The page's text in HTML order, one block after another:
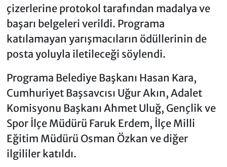
çizerlerine protokol tarafından madalya ve
başarı belgeleri verildi. Programa
katılamayan yarışmacıların ödüllerinin de
posta yoluyla iletileceği söylendi.
Programa Belediye Başkanı Hasan Kara,
Cumhuriyet Başsavcısı Uğur Akın, Adalet
Komisyonu Başkanı Ahmet Uluğ, Gençlik ve
Spor İlçe Müdürü Faruk Erdem, İlçe Milli
Eğitim Müdürü Osman Özkan ve diğer
ilgililer katıldı.